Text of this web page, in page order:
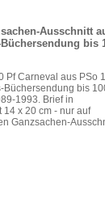
Ausschnitt
bis
Pf Carneval aus PSo
Büchersendung bis
1993. Brief in
x 20 cm - nur auf
Ganzsachen-